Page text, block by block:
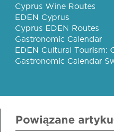
Cyprus Wine Routes
EDEN Cyprus
Cyprus EDEN Routes
Gastronomic Calendar
EDEN Cultural Tourism:
Gastronomic Calendar
Powiązane